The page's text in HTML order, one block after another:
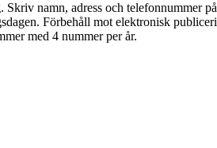
namn, adress och telefonnummer
Förbehåll mot elektronisk
med 4 nummer per år.